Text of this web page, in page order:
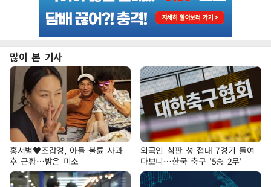
많이 본 기사
홍서범♥조갑경, 아들 불륜 사과
후 근황…밝은 미소
외국인 심판 성 접대 7경기 들여
다보니…한국 축구 '5승 2무'